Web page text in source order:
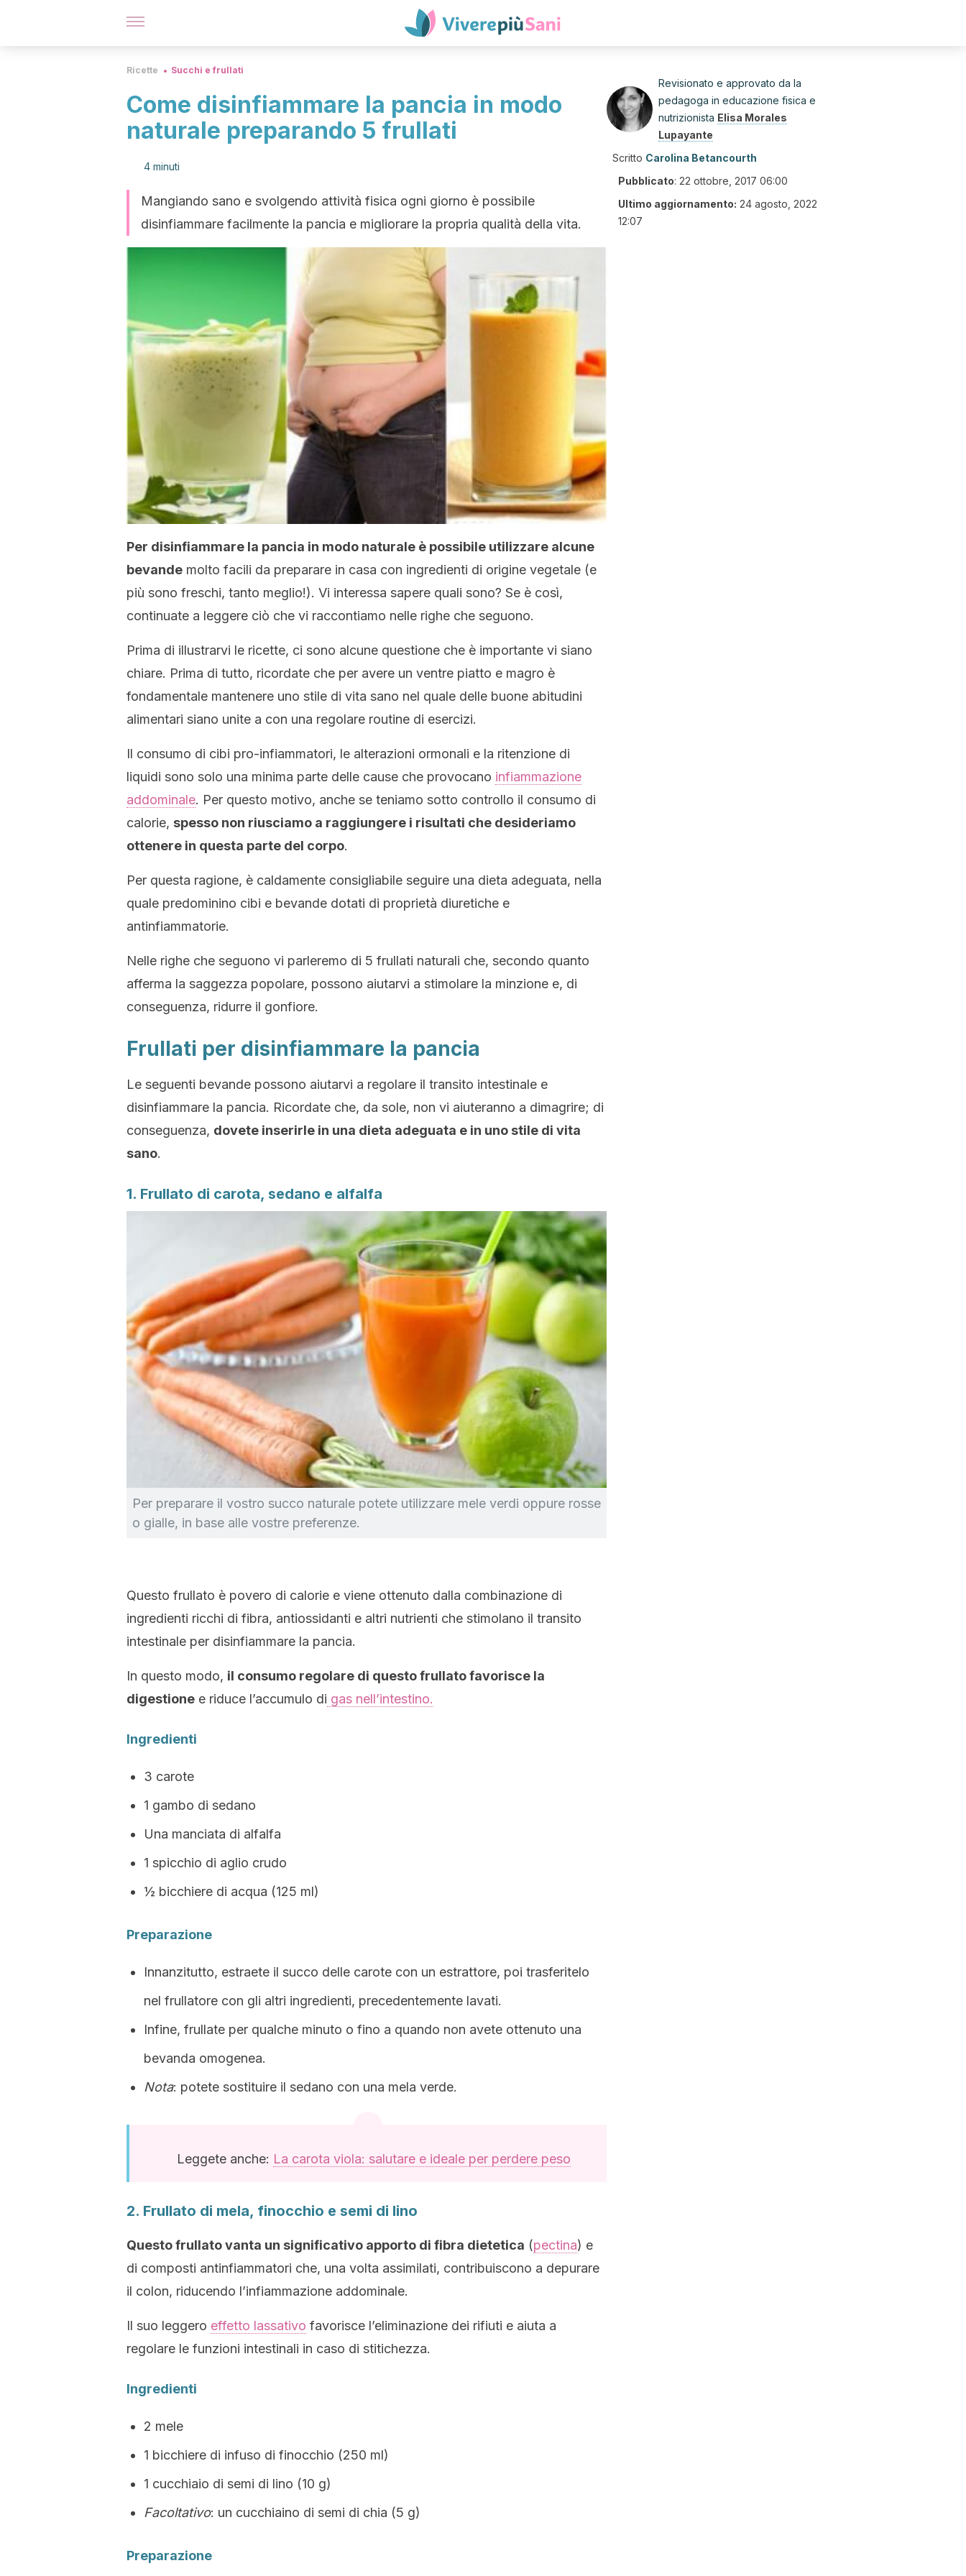
Ricette Succhi e frullati
Come disinfiammare la pancia in modo
naturale preparando 5 frullati
4 minuti
Mangiando sano e svolgendo attività fisica ogni giorno è possibile
disinfiammare facilmente la pancia e migliorare la propria qualità della vita.
Per disinfiammare la pancia in modo naturale è possibile utilizzare alcune
bevande molto facili da preparare in casa con ingredienti di origine vegetale (e
più sono freschi, tanto meglio!). Vi interessa sapere quali sono? Se è così,
continuate a leggere ciò che vi raccontiamo nelle righe che seguono.
Prima di illustrarvi le ricette, ci sono alcune questione che è importante vi siano
chiare. Prima di tutto, ricordate che per avere un ventre piatto e magro è
fondamentale mantenere uno stile di vita sano nel quale delle buone abitudini
alimentari siano unite a con una regolare routine di esercizi.
Il consumo di cibi pro-infiammatori, le alterazioni ormonali e la ritenzione di
liquidi sono solo una minima parte delle cause che provocano infiammazione
addominale. Per questo motivo, anche se teniamo sotto controllo il consumo di
calorie, spesso non riusciamo a raggiungere i risultati che desideriamo
ottenere in questa parte del corpo.
Per questa ragione, è caldamente consigliabile seguire una dieta adeguata, nella
quale predominino cibi e bevande dotati di proprietà diuretiche e
antinfiammatorie.
Nelle righe che seguono vi parleremo di 5 frullati naturali che, secondo quanto
afferma la saggezza popolare, possono aiutarvi a stimolare la minzione e, di
conseguenza, ridurre il gonfiore.
Frullati per disinfiammare la pancia
Le seguenti bevande possono aiutarvi a regolare il transito intestinale e
disinfiammare la pancia. Ricordate che, da sole, non vi aiuteranno a dimagrire; di
conseguenza, dovete inserirle in una dieta adeguata e in uno stile di vita
sano.
1. Frullato di carota, sedano e alfalfa
Per preparare il vostro succo naturale potete utilizzare mele verdi oppure rosse
o gialle, in base alle vostre preferenze.
Questo frullato è povero di calorie e viene ottenuto dalla combinazione di
ingredienti ricchi di fibra, antiossidanti e altri nutrienti che stimolano il transito
intestinale per disinfiammare la pancia.
In questo modo, il consumo regolare di questo frullato favorisce la
digestione e riduce l’accumulo di gas nell’intestino.
Ingredienti
3 carote
1 gambo di sedano
Una manciata di alfalfa
1 spicchio di aglio crudo
½ bicchiere di acqua (125 ml)
Preparazione
Innanzitutto, estraete il succo delle carote con un estrattore, poi trasferitelo
nel frullatore con gli altri ingredienti, precedentemente lavati.
Infine, frullate per qualche minuto o fino a quando non avete ottenuto una
bevanda omogenea.
Nota: potete sostituire il sedano con una mela verde.
Leggete anche: La carota viola: salutare e ideale per perdere peso
2. Frullato di mela, finocchio e semi di lino
Questo frullato vanta un significativo apporto di fibra dietetica (pectina) e
di composti antinfiammatori che, una volta assimilati, contribuiscono a depurare
il colon, riducendo l’infiammazione addominale.
Il suo leggero effetto lassativo favorisce l’eliminazione dei rifiuti e aiuta a
regolare le funzioni intestinali in caso di stitichezza.
Ingredienti
2 mele
1 bicchiere di infuso di finocchio (250 ml)
1 cucchiaio di semi di lino (10 g)
Facoltativo: un cucchiaino di semi di chia (5 g)
Preparazione
Revisionato e approvato da la
pedagoga in educazione fisica e
nutrizionista Elisa Morales
Lupayante
Scritto Carolina Betancourth
Pubblicato: 22 ottobre, 2017 06:00
Ultimo aggiornamento: 24 agosto, 2022
12:07